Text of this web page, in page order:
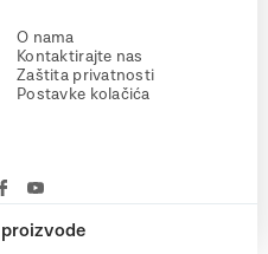
O nama
Kontaktirajte nas
Zaštita privatnosti
Postavke kolačića